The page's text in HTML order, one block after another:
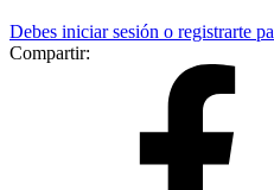
Debes iniciar sesión o registrarte
Compartir: